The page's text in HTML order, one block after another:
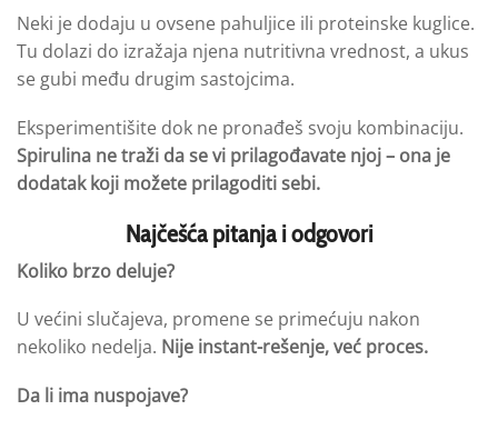
Neki je dodaju u ovsene pahuljice ili proteinske kuglice.
Tu dolazi do izražaja njena nutritivna vrednost, a ukus
se gubi među drugim sastojcima.
Eksperimentišite dok ne pronađeš svoju kombinaciju.
Spirulina ne traži da se vi prilagođavate njoj– ona je
dodatak koji možete prilagoditi sebi.
Najčešća pitanja i odgovori
Koliko brzo deluje?
U većini slučajeva, promene se primećuju nakon
nekoliko nedelja. Nije instant-rešenje, već proces.
Da li ima nuspojave?